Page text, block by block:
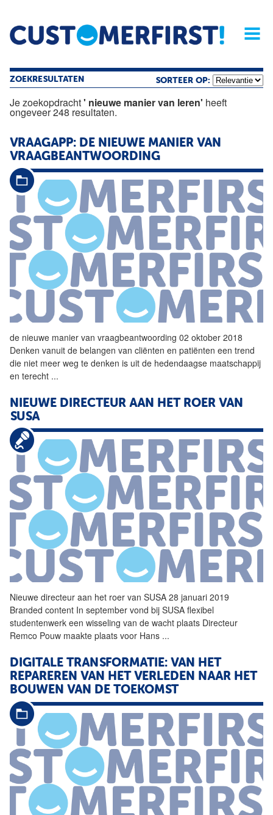
Home Opinie Archief
Magazine
ZOEKRESULTATEN SORTEER OP:
Je zoekopdracht' nieuwe manier van leren' heeft
ongeveer 248 resultaten.
VRAAGAPP: DE NIEUWE MANIER VAN
VRAAGBEANTWOORDING
de nieuwe manier van vraagbeantwoording 02 oktober 2018
Denken vanuit de belangen van cliënten en patiënten een trend
die niet meer weg te denken is uit de hedendaagse maatschappij
en terecht ...
NIEUWE DIRECTEUR AAN HET ROER VAN
SUSA
Nieuwe directeur aan het roer van SUSA 28 januari 2019
Branded content In september vond bij SUSA flexibel
studentenwerk een wisseling van de wacht plaats Directeur
Remco Pouw maakte plaats voor Hans ...
DIGITALE TRANSFORMATIE: VAN HET
REPAREREN VAN HET VERLEDEN NAAR HET
BOUWEN VAN DE TOEKOMST